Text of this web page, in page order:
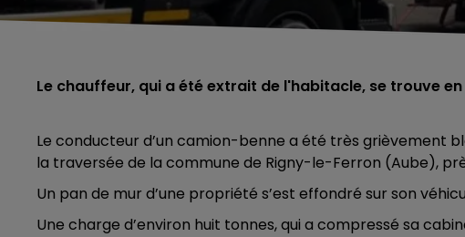
Le chauffeur, qui a été extrait de l'habitacle, se trouve
Le conducteur d’un camion-benne a été très grièvement
la traversée de la commune de Rigny-le-Ferron (Aube),
Un pan de mur d’une propriété s’est effondré sur son
Une charge d’environ huit tonnes, qui a compressé sa